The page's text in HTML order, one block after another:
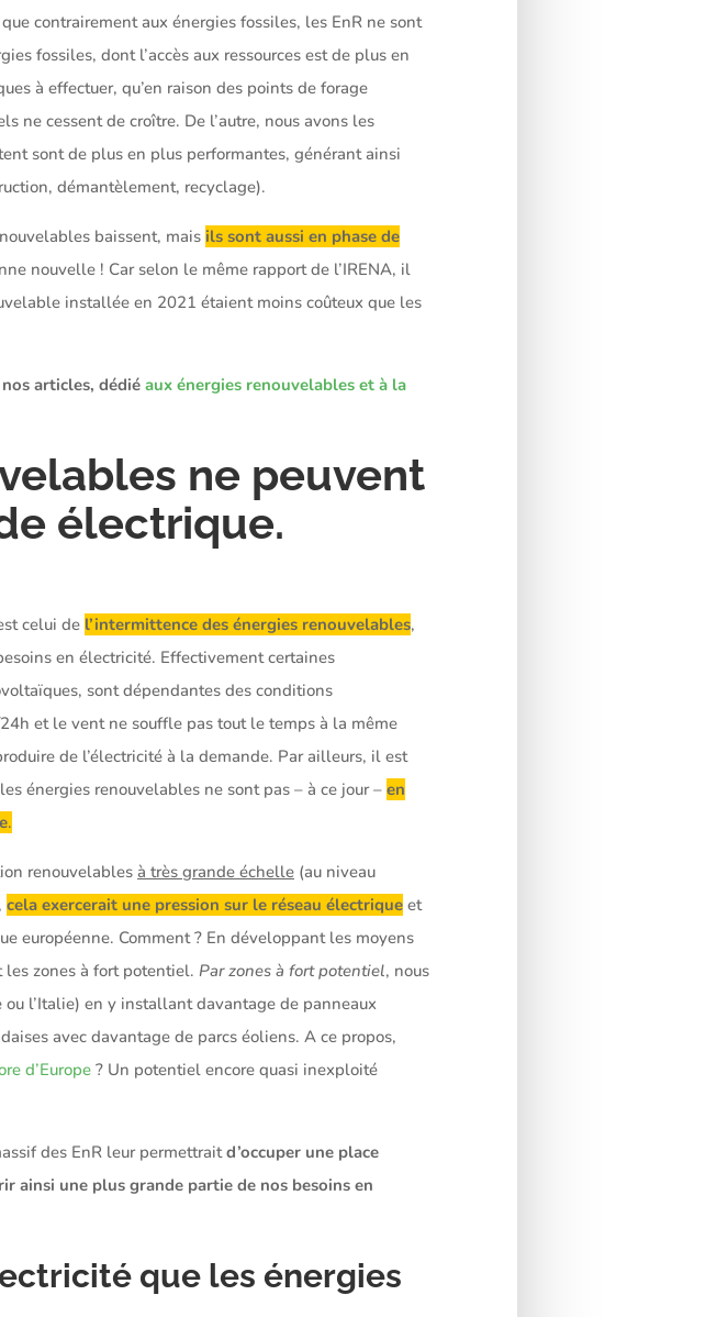
contrairement aux énergies fossiles, les EnR ne sont
fossiles, dont l’accès aux ressources est de plus en
à effectuer, qu’en raison des points de forage
ne cessent de croître. De l’autre, nous avons les
sont de plus en plus performantes, générant ainsi
démantèlement, recyclage).
baissent, mais ils sont aussi en phase de
nouvelle ! Car selon le même rapport de l’IRENA, il
installée en 2021 étaient moins coûteux que les
articles, dédié aux énergies renouvelables et à la
ne peuvent
électrique.
celui de l’intermittence des énergies renouvelables,
en électricité. Effectivement certaines
sont dépendantes des conditions
et le vent ne souffle pas tout le temps à la même
de l’électricité à la demande. Par ailleurs, il est
énergies renouvelables ne sont pas – à ce jour – en
.
renouvelables à très grande échelle (au niveau
cela exercerait une pression sur le réseau électrique et
européenne. Comment ? En développant les moyens
zones à fort potentiel. Par zones à fort potentiel, nous
l’Italie) en y installant davantage de panneaux
avec davantage de parcs éoliens. A ce propos,
d’Europe ? Un potentiel encore quasi inexploité
des EnR leur permettraitd’occuper une place
ainsi une plus grande partie de nos besoins en
que les énergies